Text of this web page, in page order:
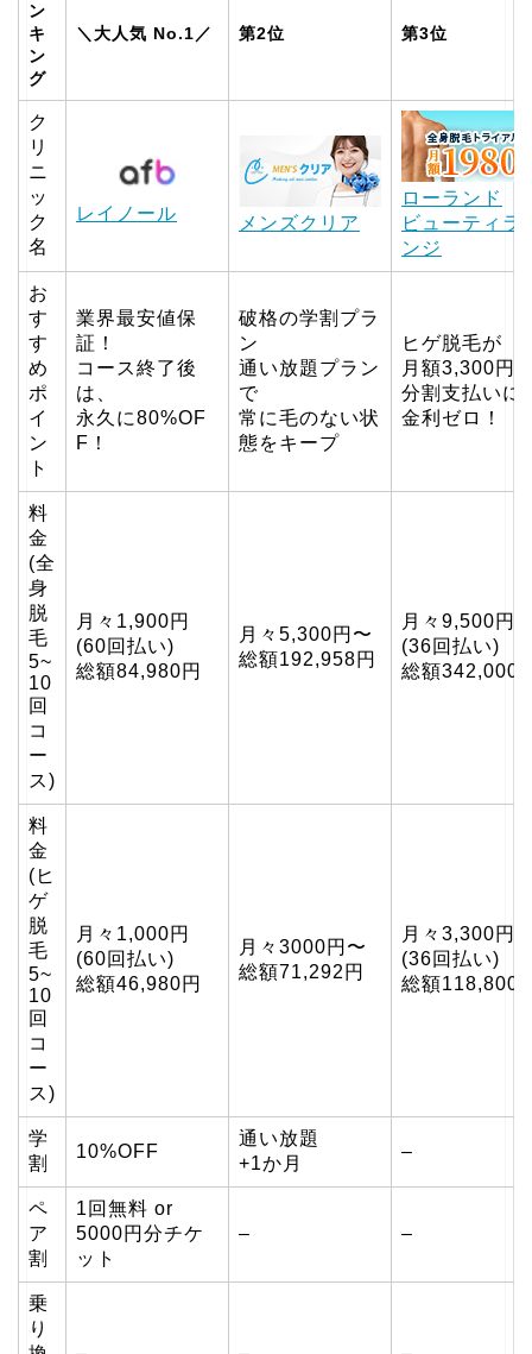
ン
キ
ン
グ
＼大人気 No.1／ 第2位 第3位
ク
リ
ニ
ッ
ク
名
レイノール
メンズクリア
ローランド
ビューティラ
ンジ
お
す
す
め
ポ
イ
ン
ト
業界最安値保
証！
コース終了後
は、
永久に80%OF
F！
破格の学割プラ
ン
通い放題プラン
で
常に毛のない状
態をキープ
ヒゲ脱毛が
月額3,300円
分割支払いに
金利ゼロ！
料
金
(全
身
脱
毛
5~
10
回
コ
ー
ス)
月々1,900円
(60回払い)
総額84,980円
月々5,300円〜
総額192,958円
月々9,500円
(36回払い)
総額342,000
料
金
(ヒ
ゲ
脱
毛
5~
10
回
コ
ー
ス)
月々1,000円
(60回払い)
総額46,980円
月々3000円〜
総額71,292円
月々3,300円
(36回払い)
総額118,800
学
割
10%OFF
通い放題
+1か月
–
ペ
ア
割
1回無料 or
5000円分チケ
ット
– –
乗
り